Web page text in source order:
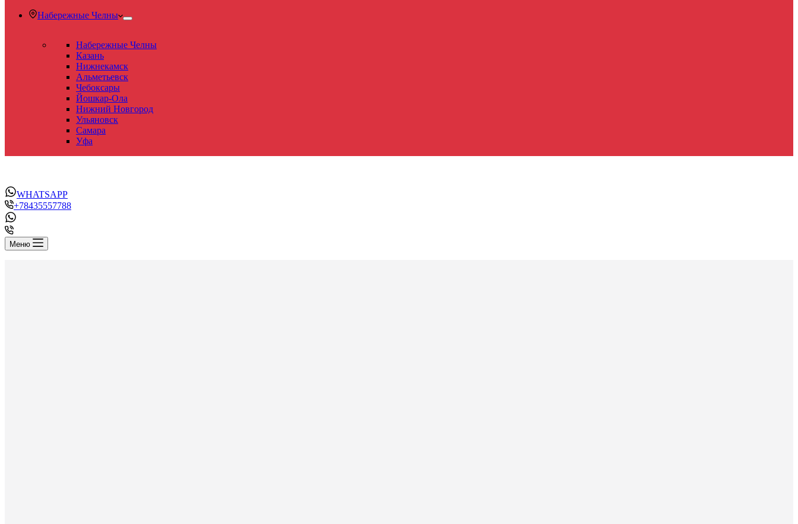
Набережные Челны
Набережные Челны
Казань
Нижнекамск
Альметьевск
Чебоксары
Йошкар-Ола
Нижний Новгород
Ульяновск
Самара
Уфа
WHATSAPP
+78435557788
Меню